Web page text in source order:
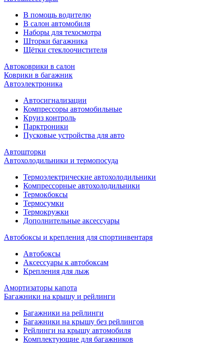
В помощь водителю
В салон автомобиля
Наборы для техосмотра
Шторки багажника
Щётки стеклоочистителя
Автоковрики в салон
Коврики в багажник
Автоэлектроника
Автосигнализации
Компрессоры автомобильные
Круиз контроль
Парктроники
Пусковые устройства для авто
Автошторки
Автохолодильники и термопосуда
Термоэлектрические автохолодильники
Компрессорные автохолодильники
Термокбоксы
Термосумки
Термокружки
Дополнительные аксессуары
Автобоксы и крепления для спортинвентаря
Автобоксы
Аксессуары к автобоксам
Крепления для лыж
Амортизаторы капота
Багажники на крышу и рейлинги
Багажники на рейлинги
Багажники на крышу без рейлингов
Рейлинги на крышу автомобиля
Комплектующие для багажников